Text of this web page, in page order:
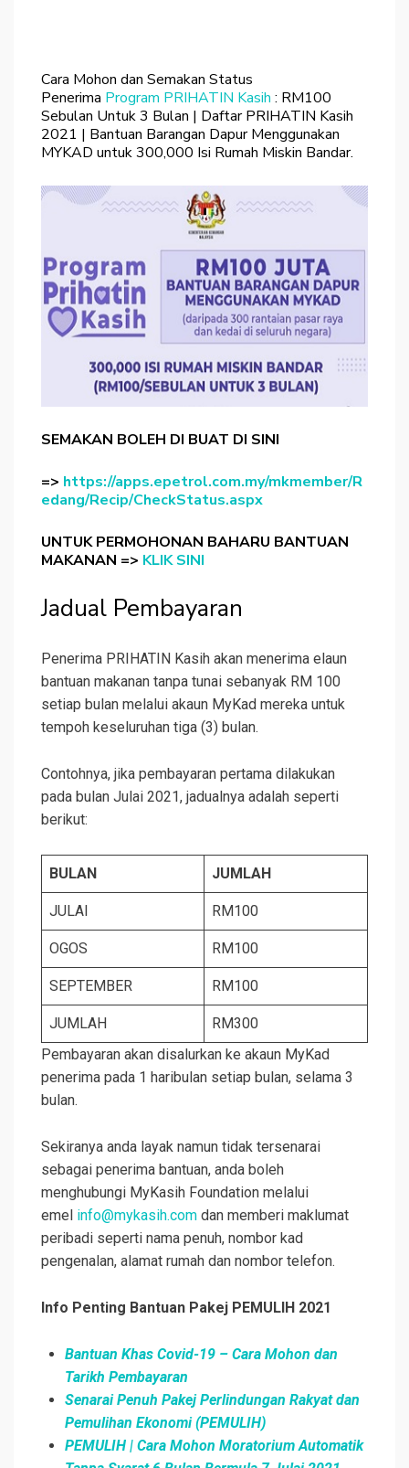
Cara Mohon dan Semakan Status
Penerima Program PRIHATIN Kasih : RM100
Sebulan Untuk 3 Bulan | Daftar PRIHATIN Kasih
2021 | Bantuan Barangan Dapur Menggunakan
MYKAD untuk 300,000 Isi Rumah Miskin Bandar.
SEMAKAN BOLEH DI BUAT DI SINI
=> https://apps.epetrol.com.my/mkmember/R
edang/Recip/CheckStatus.aspx
UNTUK PERMOHONAN BAHARU BANTUAN
MAKANAN => KLIK SINI
Jadual Pembayaran
Penerima PRIHATIN Kasih akan menerima elaun
bantuan makanan tanpa tunai sebanyak RM 100
setiap bulan melalui akaun MyKad mereka untuk
tempoh keseluruhan tiga (3) bulan.
Contohnya, jika pembayaran pertama dilakukan
pada bulan Julai 2021, jadualnya adalah seperti
berikut:
BULAN JUMLAH
JULAI RM100
OGOS RM100
SEPTEMBER RM100
JUMLAH
RM300
Pembayaran akan disalurkan ke akaun MyKad
penerima pada 1 haribulan setiap bulan, selama 3
bulan.
Sekiranya anda layak namun tidak tersenarai
sebagai penerima bantuan, anda boleh
menghubungi MyKasih Foundation melalui
emel info@mykasih.com dan memberi maklumat
peribadi seperti nama penuh, nombor kad
pengenalan, alamat rumah dan nombor telefon.
Info Penting Bantuan Pakej PEMULIH 2021
Bantuan Khas Covid-19 – Cara Mohon dan
Tarikh Pembayaran
Senarai Penuh Pakej Perlindungan Rakyat dan
Pemulihan Ekonomi (PEMULIH)
PEMULIH | Cara Mohon Moratorium Automatik